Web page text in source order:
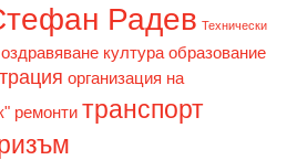
Радев Технически
култура образование
организация на
ремонти транспорт